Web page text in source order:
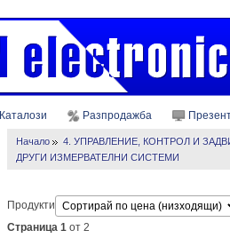
Каталози Разпродажба
Начало
4. УПРАВЛЕНИЕ, КОНТРОЛ И
ДРУГИ ИЗМЕРВАТЕЛНИ СИСТЕМИ
Продукти
Страница 1 от 2